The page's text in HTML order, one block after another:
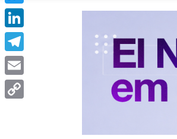
Twitter
LinkedIn
Telegram
Email